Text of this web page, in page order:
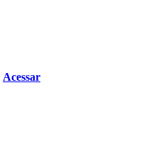
Acessar